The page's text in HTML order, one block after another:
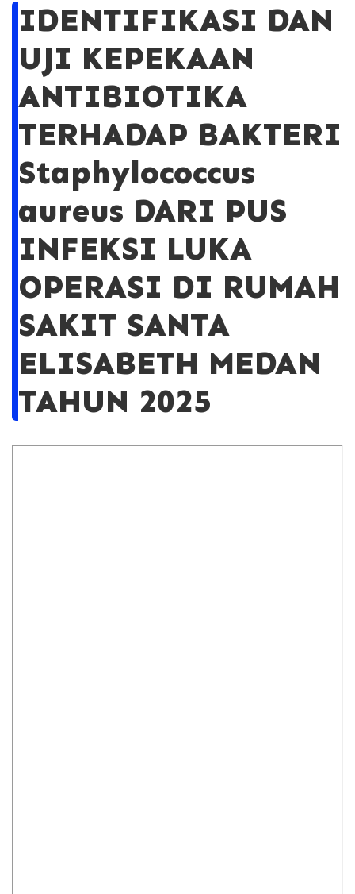
IDENTIFIKASI DAN
UJI KEPEKAAN
ANTIBIOTIKA
TERHADAP BAKTERI
Staphylococcus
aureus DARI PUS
INFEKSI LUKA
OPERASI DI RUMAH
SAKIT SANTA
ELISABETH MEDAN
TAHUN 2025